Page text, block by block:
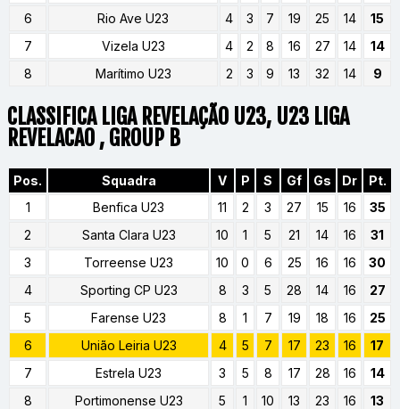
6
Rio Ave U23 4 3 7 19 25 14
15
7
Vizela U23 4 2 8 16 27 14
14
8
Marítimo U23 2 3 9 13 32 14 9
CLASSIFICA LIGA REVELAÇÃO U23, U23 LIGA
REVELACAO , GROUP B
Pos. Squadra V P S Gf Gs Dr
Pt.
1
Benfica U23 11 2 3 27 15 16
35
2
Santa Clara U23 10 1 5 21 14 16
31
3
Torreense U23 10 0 6 25 16 16
30
4
Sporting CP U23 8 3 5 28 14 16
27
5
Farense U23 8 1 7 19 18 16
25
6
União Leiria U23 4 5 7 17 23 16
17
7
Estrela U23 3 5 8 17 28 16
14
8
Portimonense U23 5 1 10 13 23 16
13